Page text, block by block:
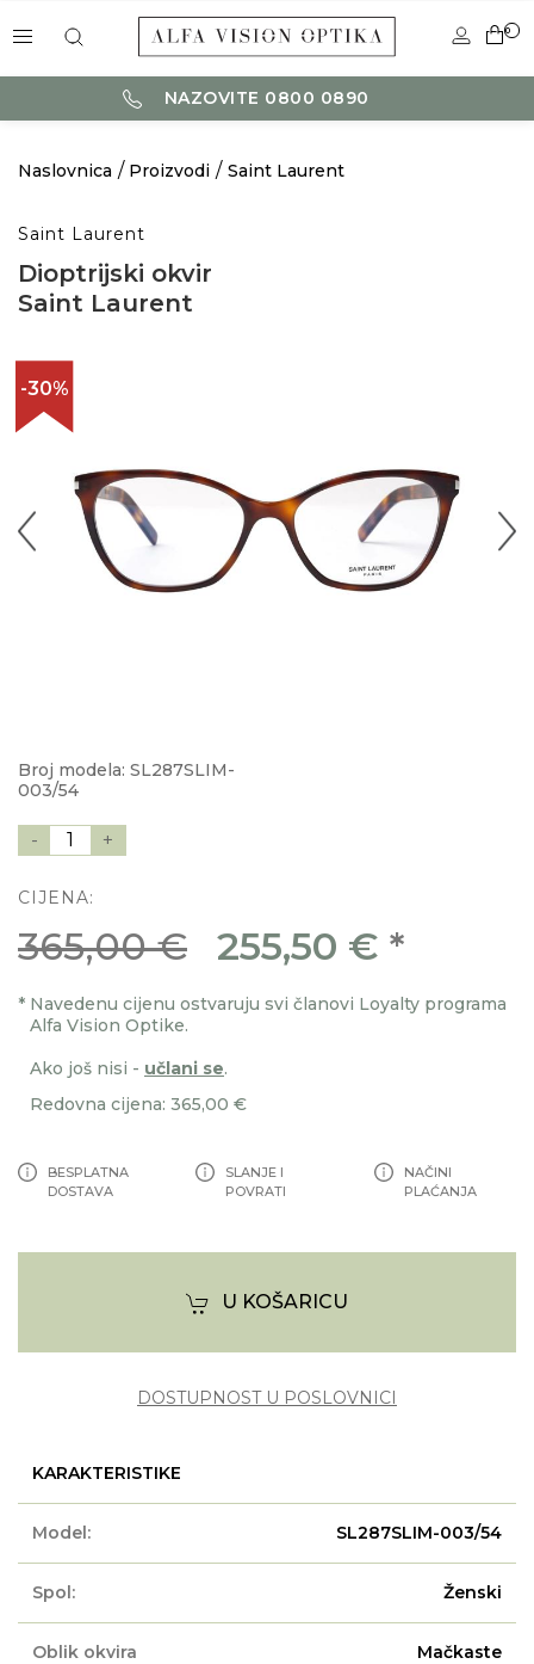
0
NAZOVITE 0800 0890
Naslovnica Proizvodi Saint Laurent
Saint Laurent
Dioptrijski okvir
Saint Laurent
-30%
Broj modela: SL287SLIM-
003/54
- 1 +
CIJENA:
365,00 € 255,50 € *
* Navedenu cijenu ostvaruju svi članovi Loyalty programa
Alfa Vision Optike.
Ako još nisi - učlani se.
Redovna cijena: 365,00 €
BESPLATNA
DOSTAVA
SLANJE I
POVRATI
NAČINI
PLAĆANJA
U KOŠARICU
DOSTUPNOST U POSLOVNICI
KARAKTERISTIKE
Model: SL287SLIM-003/54
Spol: Ženski
Oblik okvira Mačkaste